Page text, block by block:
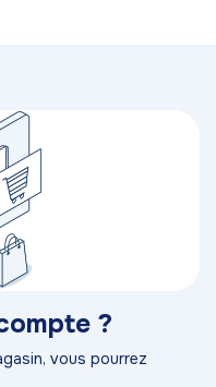
?
vous pourrez